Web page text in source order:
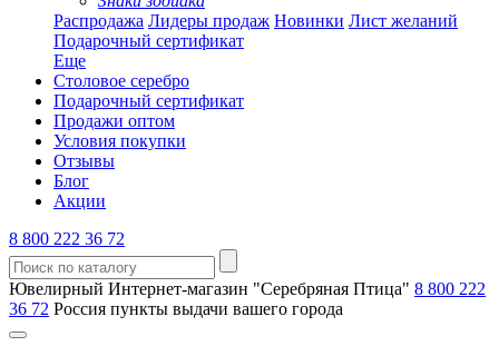
Распродажа Лидеры продаж Новинки Лист желаний
Подарочный сертификат
Еще
Столовое серебро
Подарочный сертификат
Продажи оптом
Условия покупки
Отзывы
Блог
Акции
8 800 222 36 72
Ювелирный Интернет-магазин "Серебряная Птица" 8 800 222
36 72 Россия пункты выдачи вашего города